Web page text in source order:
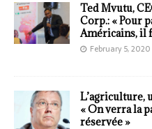
Ted Mvutu,
Corp.: « Pour
Américains, il
February 5, 2020
L’agriculture,
« On verra la
réservée »